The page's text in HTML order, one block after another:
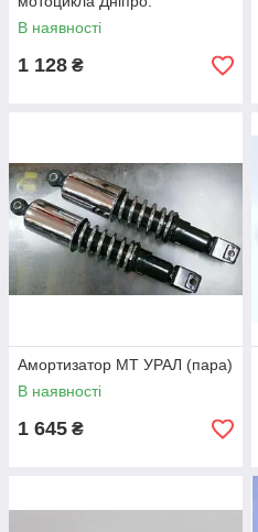
В наявності
1 128 ₴
Амортизатор МТ УРАЛ (пара)
В наявності
1 645 ₴